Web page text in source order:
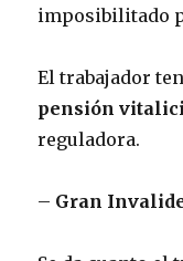
imposibilitado
El trabajador
pensión
reguladora.
– Gran